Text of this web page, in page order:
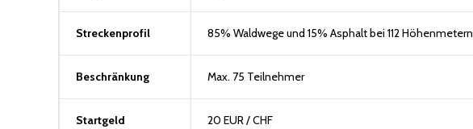
Streckenprofil 85% Waldwege und 15% Asphalt bei 112 Höhenmetern
Beschränkung Max. 75 Teilnehmer
Startgeld 20 EUR / CHF